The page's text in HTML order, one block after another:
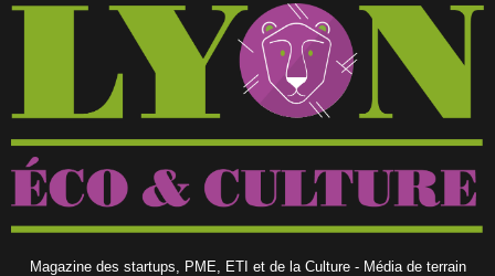
Magazine des startups, PME, ETI et de la Culture - Média de terrain